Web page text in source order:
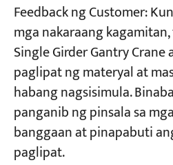
Feedback ng Customer:
mga nakaraang
Single Girder Gantry Crane
paglipat ng materyal at
habang nagsisimula.
panganib ng pinsala sa
banggaan at pinapabuti
paglipat.